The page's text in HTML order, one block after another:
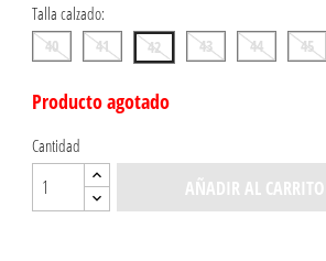
Talla calzado:
40 41 42 43 44 45
Producto agotado
Cantidad
AÑADIR AL CARRITO